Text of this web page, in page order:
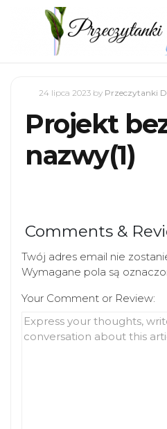
24 lipca 2023 by Przeczytanki
Projekt
nazwy(1)
Comments &
Twój adres email nie
Wymagane pola są
Your Comment or Review: